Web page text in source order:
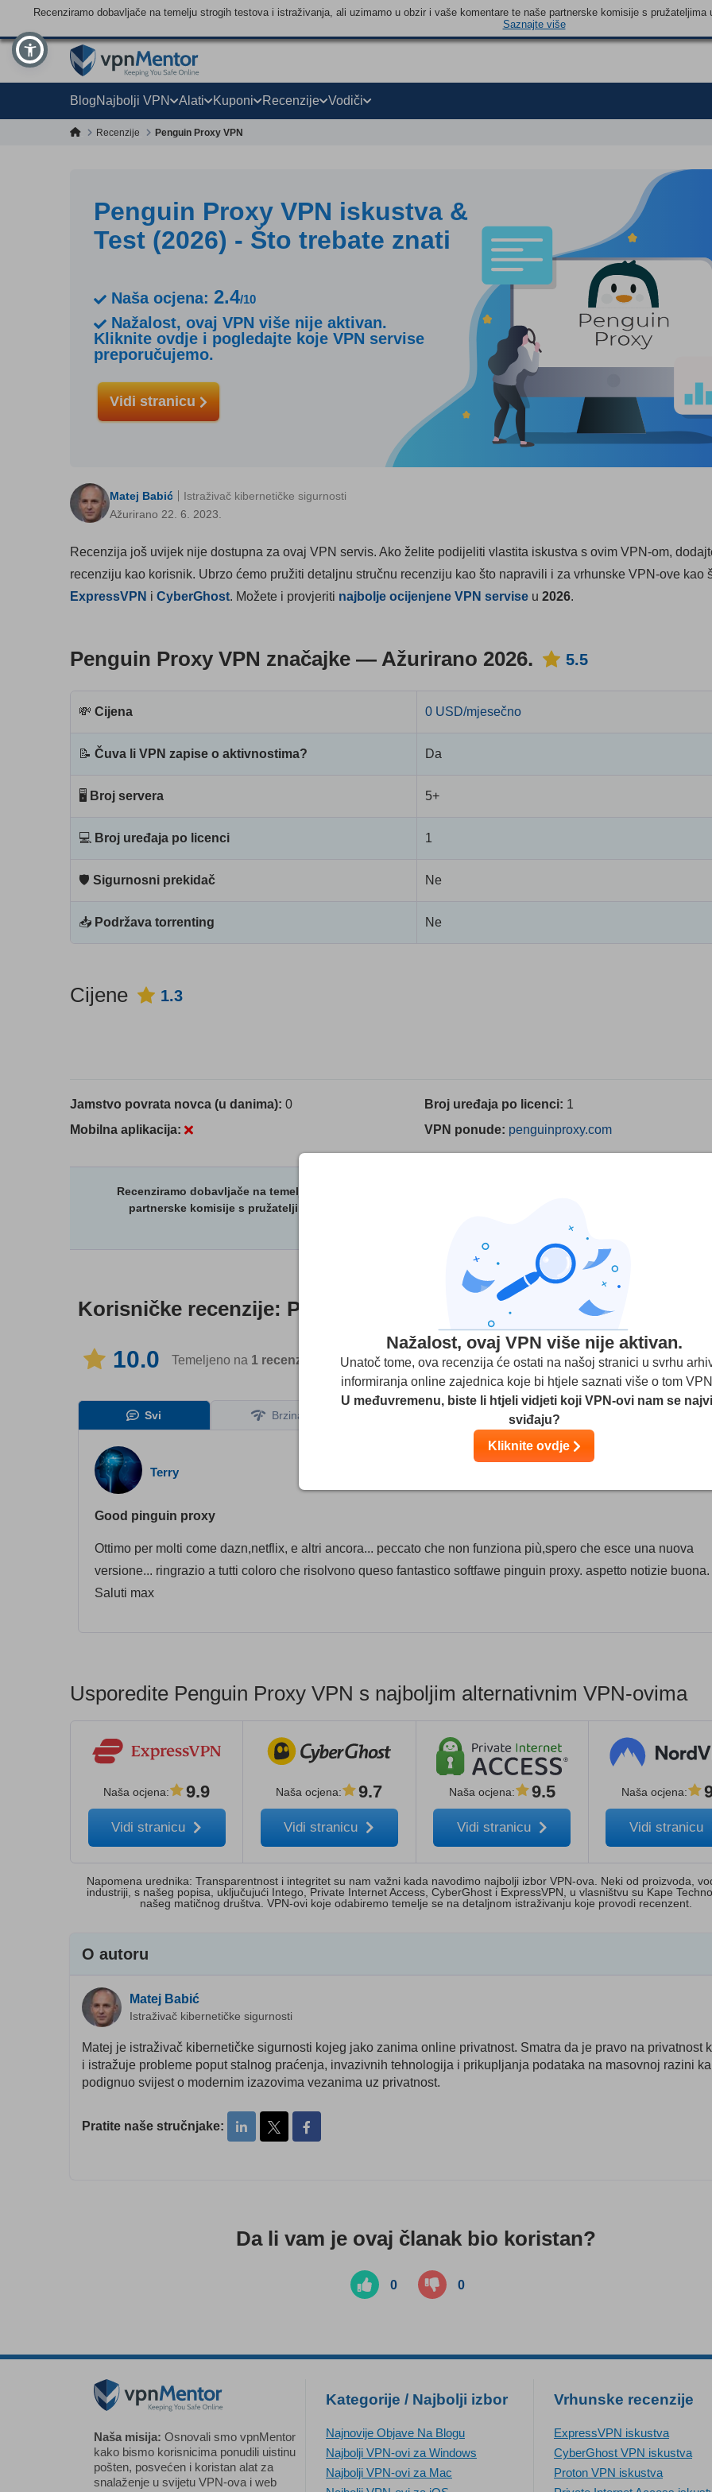
Recenziramo dobavljače na temelju strogih testova i istraživanja, ali uzimamo u obzir i vaše komentare te naše partnerske komisije s
Saznajte više
BlogNajbolji VPN Alati Kuponi Recenzije Vodiči
Recenzije Penguin Proxy VPN
Penguin Proxy VPN iskustva &
Test (2026) - Što trebate znati
Naša ocjena: 2.4/10
Nažalost, ovaj VPN više nije aktivan.
Kliknite ovdje i pogledajte koje VPN servise
preporučujemo.
Vidi stranicu
Matej Babić
Ažurirano 22. 6. 2023.
Istraživač kibernetičke sigurnosti
Recenzija još uvijek nije dostupna za ovaj VPN servis. Ako želite podijeliti vlastita iskustva s ovim VPN-om,
recenziju kao korisnik. Ubrzo ćemo pružiti detaljnu stručnu recenziju kao što napravili i za vrhunske VPN-ove kao
ExpressVPN i CyberGhost. Možete i provjeriti najbolje ocijenjene VPN servise u 2026.
Penguin Proxy VPN značajke — Ažurirano 2026. 5.5
💸 Cijena 0 USD/mjesečno
📝 Čuva li VPN zapise o aktivnostima? Da
🖥 Broj servera 5+
💻 Broj uređaja po licenci 1
🛡 Sigurnosni prekidač Ne
📥 Podržava torrenting Ne
Cijene 1.3
Jamstvo povrata novca (u danima): 0
Mobilna aplikacija:
Broj uređaja po licenci: 1
VPN ponude: penguinproxy.com
Recenziramo dobavljače na temelju strogih testova i istraživanja, ali uzimamo u obzir i vaše komentare te naše
partnerske komisije s pružateljima usluga. Neki su pružatelji usluga u vlasništvu našeg matičnog društva.
Korisničke recenzije: Penguin Proxy VPN (Recenzije korisnika nisu potvrđene)
10.0 Temeljeno na 1 recenzija na 1 jezika 1
Svi Brzina Sigurnost
Terry
Good pinguin proxy
Ottimo per molti come dazn,netflix, e altri ancora... peccato che non funziona più,spero che esce una nuova
versione... ringrazio a tutti coloro che risolvono queso fantastico softfawe pinguin proxy. aspetto notizie buona.
Saluti max
Usporedite Penguin Proxy VPN s najboljim alternativnim VPN-ovima
Naša ocjena: 9.9
Vidi stranicu
Naša ocjena: 9.7
Vidi stranicu
Naša ocjena: 9.5
Vidi stranicu
Naša ocjena:
Vidi stranicu
Napomena urednika: Transparentnost i integritet su nam važni kada navodimo najbolji izbor VPN-ova. Neki od proizvoda,
industriji, s našeg popisa, uključujući Intego, Private Internet Access, CyberGhost i ExpressVPN, u vlasništvu su Kape
našeg matičnog društva. VPN-ovi koje odabiremo temelje se na detaljnom istraživanju koje provodi recenzent.
O autoru
Matej Babić
Istraživač kibernetičke sigurnosti
Matej je istraživač kibernetičke sigurnosti kojeg jako zanima online privatnost. Smatra da je pravo na privatnost
i istražuje probleme poput stalnog praćenja, invazivnih tehnologija i prikupljanja podataka na masovnoj razini
podignuo svijest o modernim izazovima vezanima uz privatnost.
Pratite naše stručnjake:
Da li vam je ovaj članak bio koristan?
0 0
Nažalost, ovaj VPN više nije aktivan.
Unatoč tome, ova recenzija će ostati na našoj stranici u svrhu
informiranja online zajednica koje bi htjele saznati više o tom
U međuvremenu, biste li htjeli vidjeti koji VPN-ovi nam se
sviđaju?
Kliknite ovdje
Naša misija: Osnovali smo vpnMentor
kako bismo korisnicima ponudili uistinu
pošten, posvećen i koristan alat za
snalaženje u svijetu VPN-ova i web
Kategorije / Najbolji izbor
Najnovije Objave Na Blogu
Najbolji VPN-ovi za Windows
Najbolji VPN-ovi za Mac
Vrhunske recenzije
ExpressVPN iskustva
CyberGhost VPN iskustva
Proton VPN iskustva